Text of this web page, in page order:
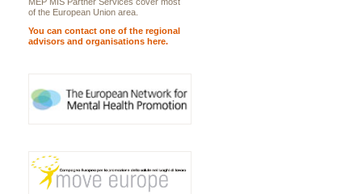
of the European Union area.
You can contact one of the regional
advisors and organisations here.